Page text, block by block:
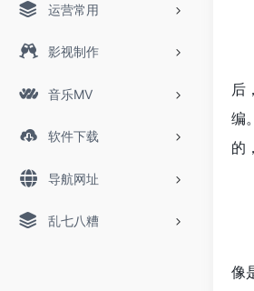
运营常用
影视制作
音乐MV
软件下载
导航网址
乱七八糟
后
编
的
像